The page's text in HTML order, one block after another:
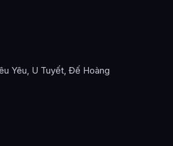
Yêu, U Tuyết, Đế Hoàng